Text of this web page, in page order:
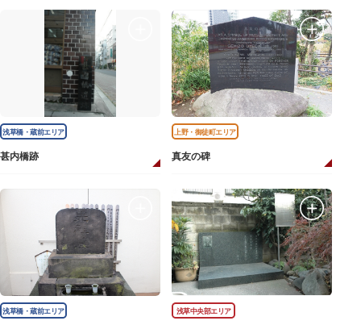
浅草橋・蔵前エリア
甚内橋跡
上野・御徒町エリア
真友の碑
浅草橋・蔵前エリア 浅草中央部エリア